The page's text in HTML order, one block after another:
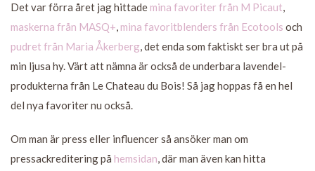
Det var förra året jag hittade mina favoriter från M Picaut,
maskerna från MASQ+, mina favoritblenders från Ecotools och
pudret från Maria Åkerberg, det enda som faktiskt ser bra ut på
min ljusa hy. Värt att nämna är också de underbara lavendel-
produkterna från Le Chateau du Bois! Så jag hoppas få en hel
del nya favoriter nu också.
Om man är press eller influencer så ansöker man om
pressackreditering på hemsidan, där man även kan hitta